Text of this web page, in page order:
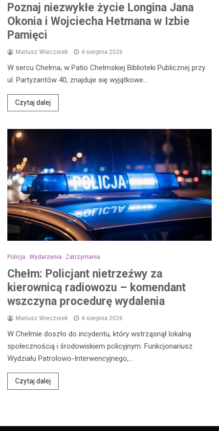
Poznaj niezwykłe życie Longina Jana
Okonia i Wojciecha Hetmana w Izbie
Pamięci
Mariusz Wieczorek 4 sierpnia 2026
W sercu Chełma, w Patio Chełmskiej Biblioteki Publicznej przy
ul. Partyzantów 40, znajduje się wyjątkowe…
Czytaj dalej
Policja Wydarzenia Zatrzymania
Chełm: Policjant nietrzeźwy za
kierownicą radiowozu – komendant
wszczyna procedurę wydalenia
Mariusz Wieczorek 4 sierpnia 2026
W Chełmie doszło do incydentu, który wstrząsnął lokalną
społecznością i środowiskiem policyjnym. Funkcjonariusz
Wydziału Patrolowo-Interwencyjnego,…
Czytaj dalej